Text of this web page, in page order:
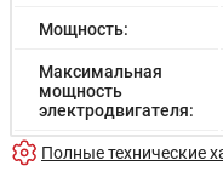
Мощность:
Максимальная
мощность
электродвигателя:
Емкость батареи:
Полные технические